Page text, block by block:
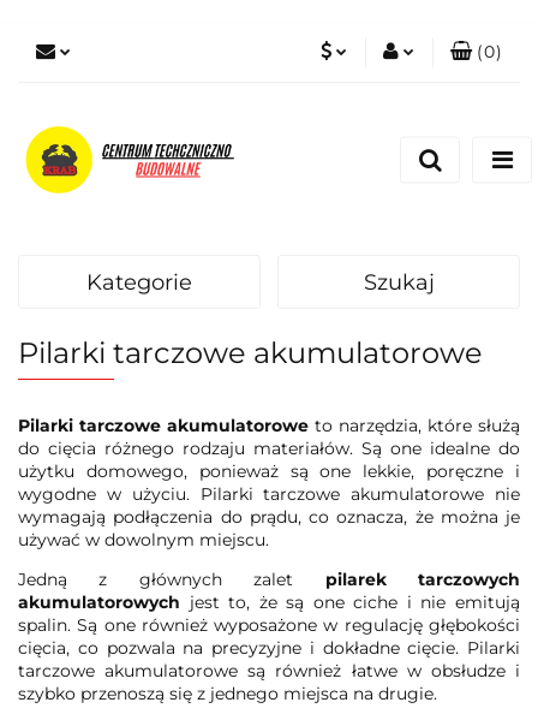
(0)
Kategorie Szukaj
Pilarki tarczowe akumulatorowe
Pilarki tarczowe akumulatorowe to narzędzia, które służą
do cięcia różnego rodzaju materiałów. Są one idealne do
użytku domowego, ponieważ są one lekkie, poręczne i
wygodne w użyciu. Pilarki tarczowe akumulatorowe nie
wymagają podłączenia do prądu, co oznacza, że można je
używać w dowolnym miejscu.
Jedną z głównych zalet pilarek tarczowych
akumulatorowych jest to, że są one ciche i nie emitują
spalin. Są one również wyposażone w regulację głębokości
cięcia, co pozwala na precyzyjne i dokładne cięcie. Pilarki
tarczowe akumulatorowe są również łatwe w obsłudze i
szybko przenoszą się z jednego miejsca na drugie.